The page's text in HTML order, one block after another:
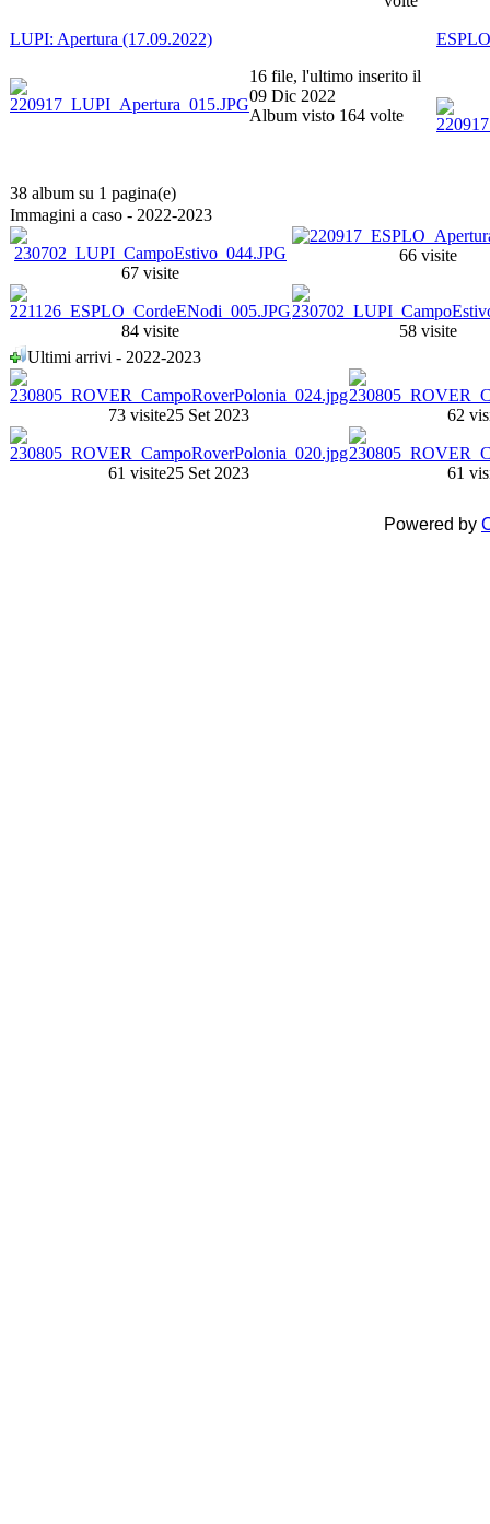
LUPI: Apertura (17.09.2022)
16 file, l'ultimo inserito il
09 Dic 2022
Album visto 164 volte
38 album su 1 pagina(e)
Immagini a caso - 2022-2023
67 visite
66 visite
84 visite
58 visite
Ultimi arrivi - 2022-2023
73 visite25 Set 2023 62
61 visite25 Set 2023 61
Powered by